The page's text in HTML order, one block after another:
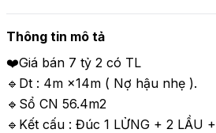
Thông tin mô tả
❤️Giá bán 7 tỷ 2 có TL
🔹Dt : 4m ×14m ( Nợ hậu nhẹ ).
🔹Sổ CN 56.4m2
🔹Kết cấu : Đúc 1 LỬNG + 2 LẦU